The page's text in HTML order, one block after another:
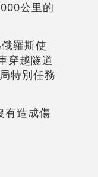
公里的
羅斯使
穿越隧道
特別任務
有造成傷